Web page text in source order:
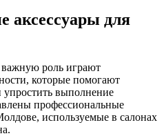
аксессуары для
роль играют
которые помогают
упростить выполнение
профессиональные
используемые в салонах